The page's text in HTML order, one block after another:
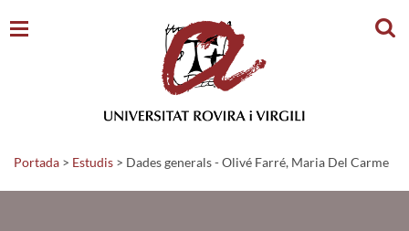
Portada > Estudis > Dades generals - Olivé Farré, Maria Del Carme